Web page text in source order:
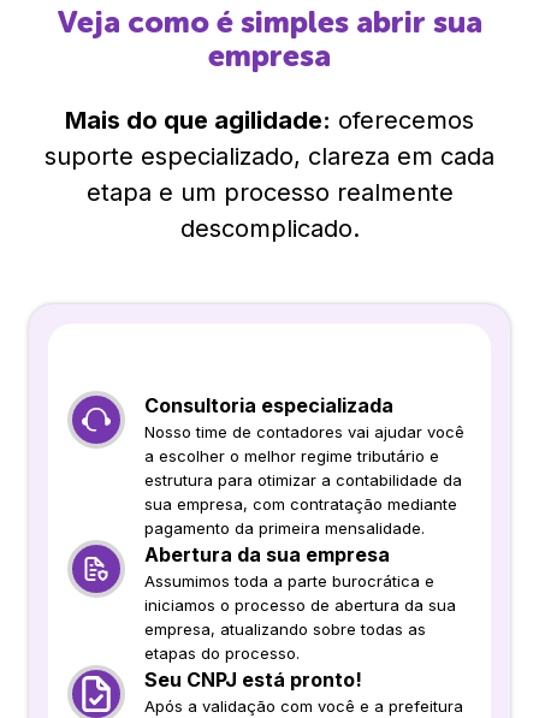
Veja como é simples abrir sua
empresa
Mais do que agilidade: oferecemos
suporte especializado, clareza em cada
etapa e um processo realmente
descomplicado.
Consultoria especializada
Nosso time de contadores vai ajudar você
a escolher o melhor regime tributário e
estrutura para otimizar a contabilidade da
sua empresa, com contratação mediante
pagamento da primeira mensalidade.
Abertura da sua empresa
Assumimos toda a parte burocrática e
iniciamos o processo de abertura da sua
empresa, atualizando sobre todas as
etapas do processo.
Seu CNPJ está pronto!
Após a validação com você e a prefeitura